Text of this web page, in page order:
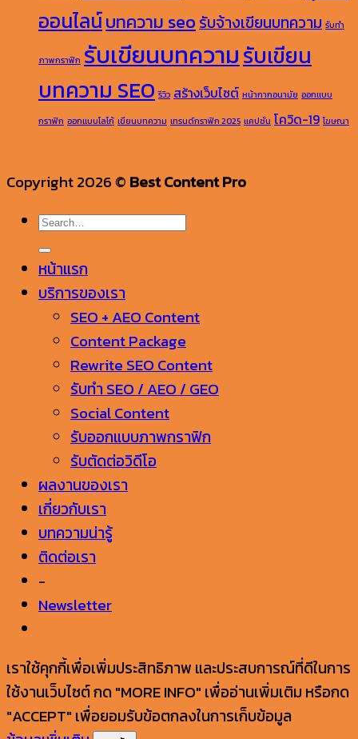
ออนไลน์บทความ seoรับจ้างเขียนบทความ รับทำ
ภาพกราฟิก รับเขียนบทความรับเขียน
บทความ SEO รีวิว สร้างเว็บไซต์ หน้ากากอนามัย ออกแบบ
กราฟิก ออกแบบโลโก้ เขียนบทความ เทรนด์กราฟิก 2025 แคปชั่น โควิด-19 โฆษณา
Copyright 2026 © Best Content Pro
หน้าแรก
บริการของเรา
SEO + AEO Content
Content Package
Rewrite SEO Content
รับทำ SEO / AEO / GEO
Social Content
รับออกแบบภาพกราฟิก
รับตัดต่อวิดีโอ
ผลงานของเรา
เกี่ยวกับเรา
บทความน่ารู้
ติดต่อเรา
-
Newsletter
เราใช้คุกกี้เพื่อเพิ่มประสิทธิภาพ และประสบการณ์ที่ดีในการ
ใช้งานเว็บไซต์ กด "MORE INFO" เพื่ออ่านเพิ่มเติม หรือกด
"ACCEPT" เพื่อยอมรับข้อตกลงในการเก็บข้อมูล